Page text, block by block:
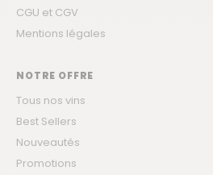
CGU et CGV
Mentions légales
NOTRE OFFRE
Tous nos vins
Best Sellers
Nouveautés
Promotions